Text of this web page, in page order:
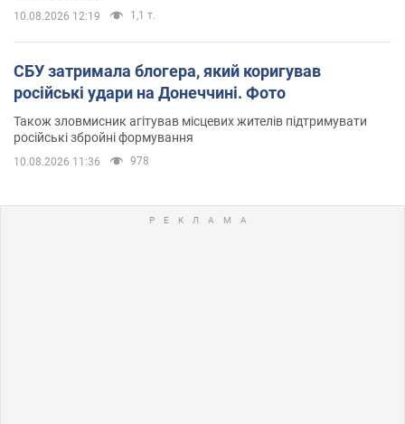
10.08.2026 12:19 1,1 т.
СБУ затримала блогера, який коригував
російські удари на Донеччині. Фото
Також зловмисник агітував місцевих жителів підтримувати
російські збройні формування
10.08.2026 11:36 978